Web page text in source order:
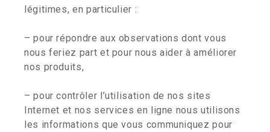
légitimes, en particulier :
– pour répondre aux observations dont vous
nous feriez part et pour nous aider à améliorer
nos produits,
– pour contrôler l’utilisation de nos sites
Internet et nos services en ligne nous utilisons
les informations que vous communiquez pour